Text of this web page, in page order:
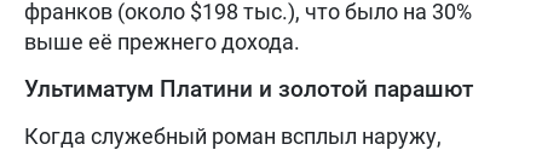
франков (около $198 тыс.), что было на 30%
выше её прежнего дохода.
Ультиматум Платини и золотой парашют
Когда служебный роман всплыл наружу,